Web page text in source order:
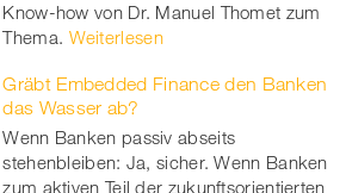
Know-how von Dr. Manuel Thomet zum
Thema. Weiterlesen
Gräbt Embedded Finance den Banken
das Wasser ab?
Wenn Banken passiv abseits
stehenbleiben: Ja, sicher. Wenn Banken
zum aktiven Teil der zukunftsorientierten